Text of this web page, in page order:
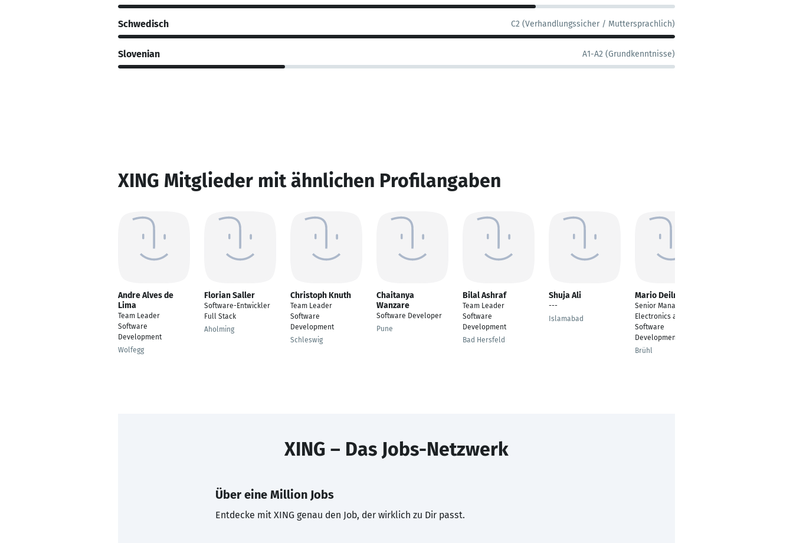
Schwedisch C2 (Verhandlungssicher / Muttersprachlich)
Slovenian A1-A2 (Grundkenntnisse)
XING Mitglieder mit ähnlichen Profilangaben
Andre Alves de
Lima
Team Leader
Software
Development
Wolfegg
Florian Saller
Software-Entwickler
Full Stack
Aholming
Christoph Knuth
Team Leader
Software
Development
Schleswig
Chaitanya
Wanzare
Software Developer
Pune
Bilal Ashraf
Team Leader
Software
Development
Bad Hersfeld
Shuja Ali
---
Islamabad
Mario Deilmann
Senior Manager
Electronics and
Software
Development
Brühl
XING – Das Jobs-Netzwerk
Über eine Million Jobs
Entdecke mit XING genau den Job, der wirklich zu Dir passt.